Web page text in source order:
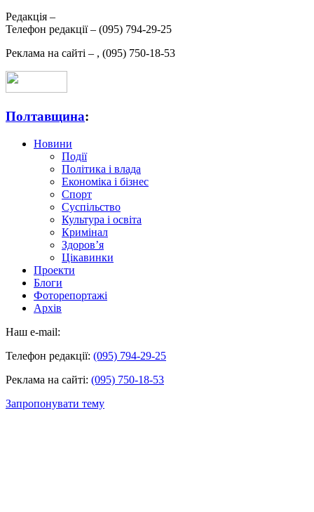
Редакція –
Телефон редакції – (095) 794-29-25
Реклама на сайті – , (095) 750-18-53
Полтавщина:
Новини
Події
Політика і влада
Економіка і бізнес
Спорт
Суспільство
Культура і освіта
Кримінал
Здоров’я
Цікавинки
Проекти
Блоги
Фоторепортажі
Архів
Наш e-mail:
Телефон редакції: (095) 794-29-25
Реклама на сайті: (095) 750-18-53
Запропонувати тему